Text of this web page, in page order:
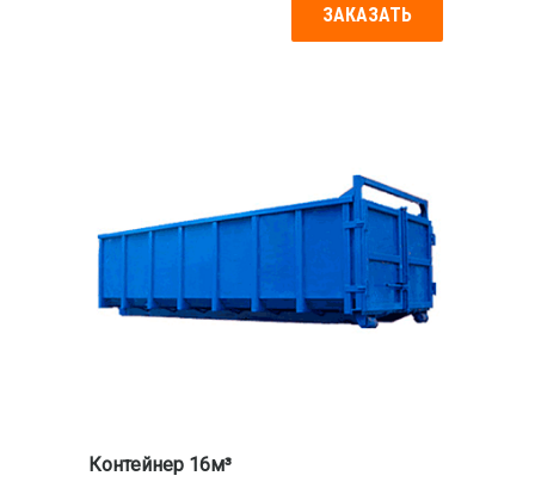
ЗАКАЗАТЬ
Контейнер 16м³